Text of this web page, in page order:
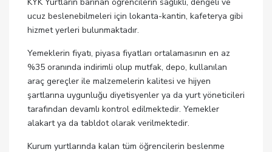
ucuz beslenebilmeleri için lokanta-kantin, kafeterya gibi
hizmet yerleri bulunmaktadır.
Yemeklerin fiyatı, piyasa fiyatları ortalamasının en az
%35 oranında indirimli olup mutfak, depo, kullanılan
araç gereçler ile malzemelerin kalitesi ve hijyen
şartlarına uygunluğu diyetisyenler ya da yurt yöneticileri
tarafından devamlı kontrol edilmektedir. Yemekler
alakart ya da tabldot olarak verilmektedir.
Kurum yurtlarında kalan tüm öğrencilerin beslenme